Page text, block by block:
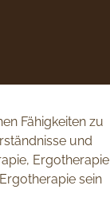
Fähigkeiten zu
und
Ergotherapie
sein